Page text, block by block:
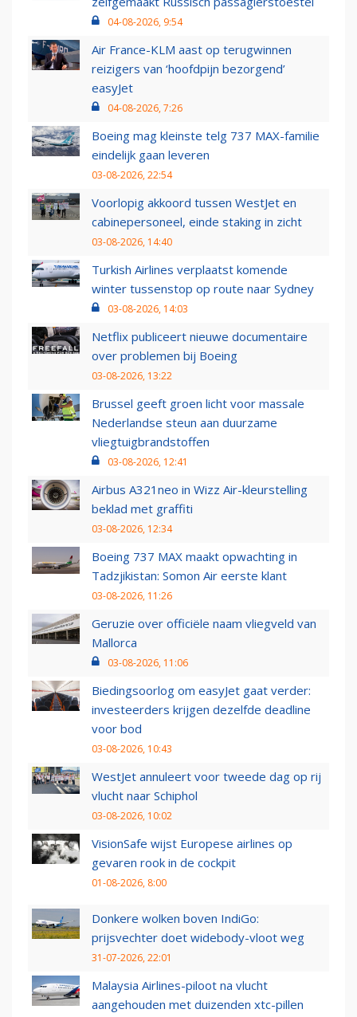
04-08-2026, 9:54
Air France-KLM aast op terugwinnen
reizigers van ‘hoofdpijn bezorgend’
easyJet
04-08-2026, 7:26
Boeing mag kleinste telg 737 MAX-familie
eindelijk gaan leveren
03-08-2026, 22:54
Voorlopig akkoord tussen WestJet en
cabinepersoneel, einde staking in zicht
03-08-2026, 14:40
Turkish Airlines verplaatst komende
winter tussenstop op route naar Sydney
03-08-2026, 14:03
Netflix publiceert nieuwe documentaire
over problemen bij Boeing
03-08-2026, 13:22
Brussel geeft groen licht voor massale
Nederlandse steun aan duurzame
vliegtuigbrandstoffen
03-08-2026, 12:41
Airbus A321neo in Wizz Air-kleurstelling
beklad met graffiti
03-08-2026, 12:34
Boeing 737 MAX maakt opwachting in
Tadzjikistan: Somon Air eerste klant
03-08-2026, 11:26
Geruzie over officiële naam vliegveld van
Mallorca
03-08-2026, 11:06
Biedingsoorlog om easyJet gaat verder:
investeerders krijgen dezelfde deadline
voor bod
03-08-2026, 10:43
WestJet annuleert voor tweede dag op rij
vlucht naar Schiphol
03-08-2026, 10:02
VisionSafe wijst Europese airlines op
gevaren rook in de cockpit
01-08-2026, 8:00
Donkere wolken boven IndiGo:
prijsvechter doet widebody-vloot weg
31-07-2026, 22:01
Malaysia Airlines-piloot na vlucht
aangehouden met duizenden xtc-pillen